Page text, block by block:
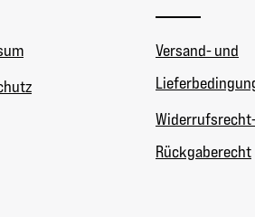
Versand- und
Rückgaberecht